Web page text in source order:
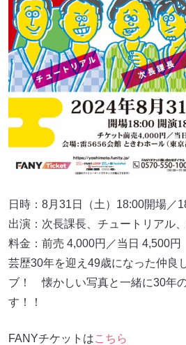
日時：8月31日（土）18:00開場／
出演：次長課長、チュートリアル
料金：前売 4,000円／当日 4,500円
芸歴30年を迎え49歳になった仲良
ブ！ 懐かしい写真と一緒に30年
す！！
FANYチケットはこちら